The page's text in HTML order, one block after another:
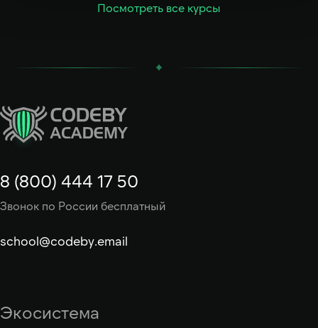
Посмотреть все курсы
8 (800) 444 17 50
Звонок по России бесплатный
school@codeby.email
Экосистема